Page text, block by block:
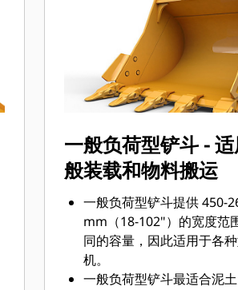
底面还是挖掘坚硬、磨蚀
会有一款齿尖解决方案适合
一般负荷型铲斗 -
般装载和物料搬运
一般负荷型铲斗提供 450-
mm（18-102"）的宽度范
同的容量，因此适用于各
机。
一般负荷型铲斗最适合泥